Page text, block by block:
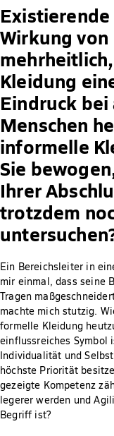
Wirkung
Kleidung
Eindruck bei
Menschen
informelle
Sie
Ihrer
trotzdem
Ein Bereichsleiter in
mir einmal, dass seine
Tragen
machte mich stutzig.
formelle Kleidung
einflussreiches Symbol
Individualität und
höchste Priorität
gezeigte Kompetenz
legerer werden und
Begriff ist?